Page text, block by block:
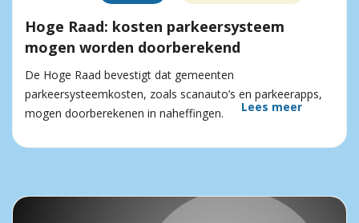
Hoge Raad: kosten parkeersysteem
mogen worden doorberekend
De Hoge Raad bevestigt dat gemeenten
parkeersysteemkosten, zoals scanauto’s en parkeerapps,
mogen doorberekenen in naheffingen.
Lees meer